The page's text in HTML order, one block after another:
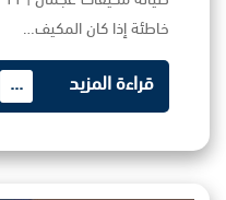
خاطئة إذا كان المكيف…
قراءة المزيد ...